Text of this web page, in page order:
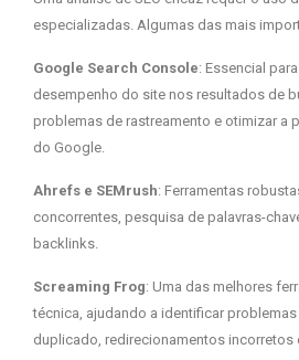
especializadas. Algumas das mais
Google Search Console: Essencial
desempenho do site nos resultados de
problemas de rastreamento e otimizar a
do Google.
Ahrefs e SEMrush: Ferramentas
concorrentes, pesquisa de palavras-
backlinks.
Screaming Frog: Uma das melhores
técnica, ajudando a identificar
duplicado, redirecionamentos incorretos